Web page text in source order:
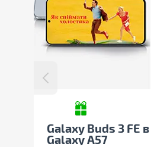
подарок к Скидки
A37